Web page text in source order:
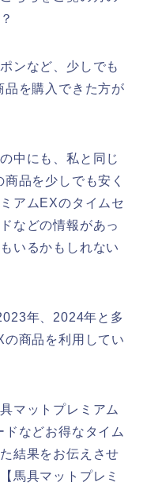
ンなど、少しでも
を購入できた方が
中にも、私と同じ
品を少しでも安く
アムEXのタイムセ
などの情報があっ
いるかもしれない
年、2024年と多
の商品を利用してい
マットプレミアム
などお得なタイム
結果をお伝えさせ
馬具マットプレミ